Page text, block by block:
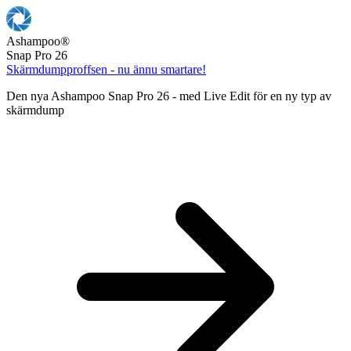
Ashampoo®
Snap Pro 26
Skärmdumpproffsen - nu ännu smartare!
Den nya Ashampoo Snap Pro 26 - med Live Edit för en ny typ av
skärmdump